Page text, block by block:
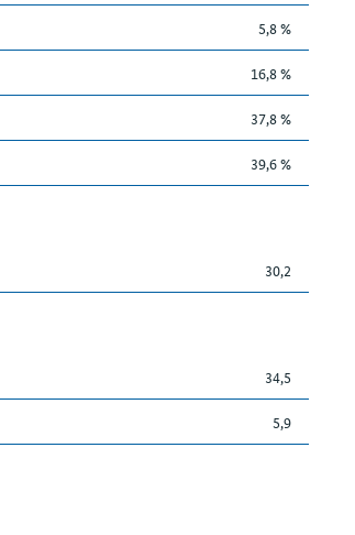
5,8 %
16,8 %
37,8 %
39,6 %
30,2
34,5
5,9